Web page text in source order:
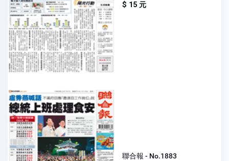
$ 15 元
聯合報 - No.1883